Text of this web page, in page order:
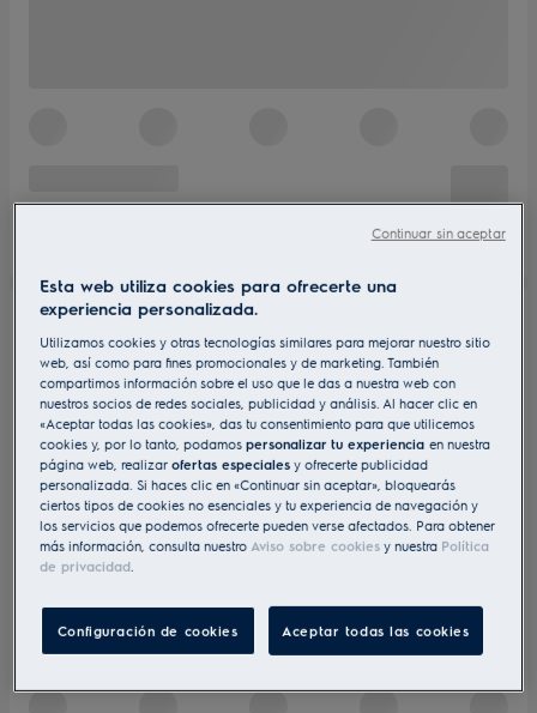
Esta web utiliza cookies para ofrecerte una
experiencia personalizada.
Utilizamos cookies y otras tecnologías similares para mejorar nuestro sitio
web, así como para fines promocionales y de marketing. También
compartimos información sobre el uso que le das a nuestra web con
nuestros socios de redes sociales, publicidad y análisis. Al hacer clic en
«Aceptar todas las cookies», das tu consentimiento para que utilicemos
cookies y, por lo tanto, podamospersonalizar tu experienciaen nuestra
página web, realizarofertas especiales y ofrecerte publicidad
personalizada. Si haces clic en «Continuar sin aceptar», bloquearás
ciertos tipos de cookies no esenciales y tu experiencia de navegación y
los servicios que podemos ofrecerte pueden verse afectados. Para obtener
más información, consulta nuestro Aviso sobre cookies y nuestra Política
de privacidad.
Configuración de cookies Aceptar todas las cookies
Continuar sin aceptar